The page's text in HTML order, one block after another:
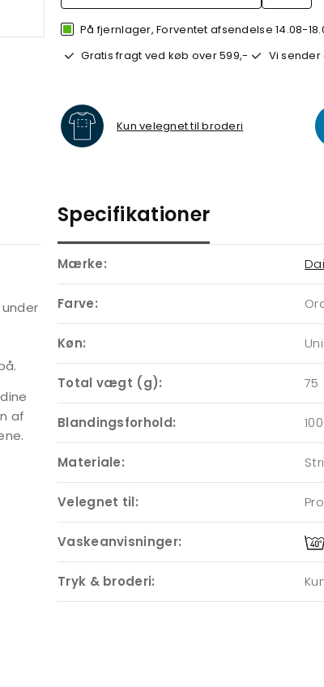
På fjernlager, Forventet afsendelse 14.08-
Gratis fragt ved køb over 599,-
Vi
Kun velegnet til broderi
af
Specifikationer
Mærke:
Farve:
Køn:
Total vægt (g): 75
Blandingsforhold:
Materiale:
Velegnet til:
Vaskeanvisninger:
Tryk & broderi: